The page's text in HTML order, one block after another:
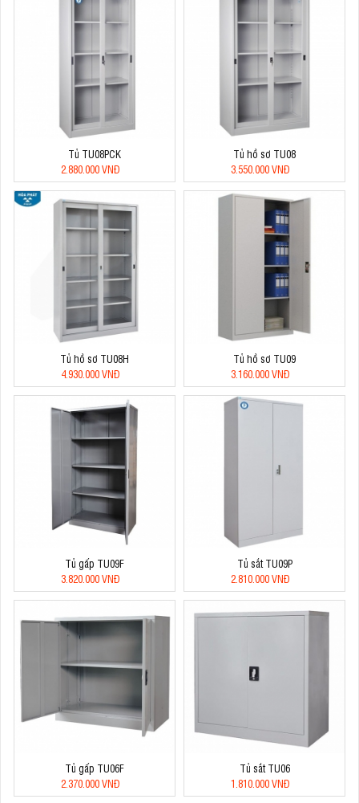
Tủ TU08PCK
2.880.000 VNĐ
Tủ hồ sơ TU08
3.550.000 VNĐ
Tủ hồ sơ TU08H
4.930.000 VNĐ
Tủ hồ sơ TU09
3.160.000 VNĐ
Tủ gấp TU09F
3.820.000 VNĐ
Tủ sắt TU09P
2.810.000 VNĐ
Tủ gấp TU06F
2.370.000 VNĐ
Tủ sắt TU06
1.810.000 VNĐ